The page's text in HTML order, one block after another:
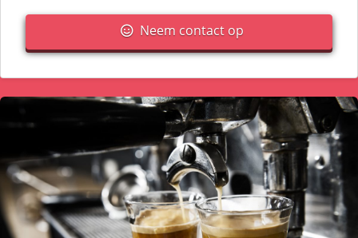
Neem contact op